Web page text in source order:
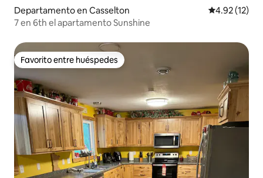
Departamento en Casselton Calificación
4.92 (12)
7 en 6th el apartamento Sunshine
Favorito entre huéspedes
Favorito entre huéspedes